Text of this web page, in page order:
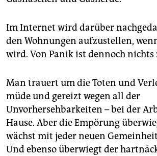
Im Internet wird darüber
den Wohnungen aufzustellen,
wird. Von Panik ist dennoch nichts
Man trauert um die Toten und
müde und gereizt wegen all der
Unvorhersehbarkeiten – bei der
Hause. Aber die Empörung
wächst mit jeder neuen
Und ebenso überwiegt der